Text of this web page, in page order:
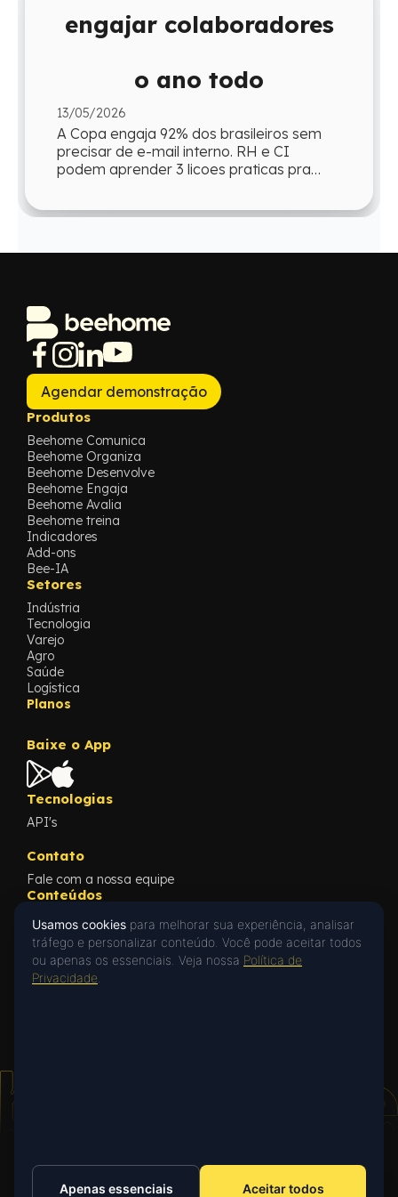
engajar colaboradores
o ano todo
13/05/2026
A Copa engaja 92% dos brasileiros sem
precisar de e-mail interno. RH e CI
podem aprender 3 licoes praticas pra
Agendar demonstração
Produtos
Beehome Comunica
Beehome Organiza
Beehome Desenvolve
Beehome Engaja
Beehome Avalia
Beehome treina
Indicadores
Add-ons
Bee-IA
Setores
Indústria
Tecnologia
Varejo
Agro
Saúde
Logística
Planos
Baixe o App
Tecnologias
API's
Contato
Fale com a nossa equipe
Conteúdos
Blog
Cases
What's New
Privacidade
Privacy Policy
Usamos cookies para melhorar sua experiência, analisar
tráfego e personalizar conteúdo. Você pode aceitar todos
ou apenas os essenciais. Veja nossa Política de
Privacidade
Apenas essenciais Aceitar todos
Oi! 👋 Posso ajudar?